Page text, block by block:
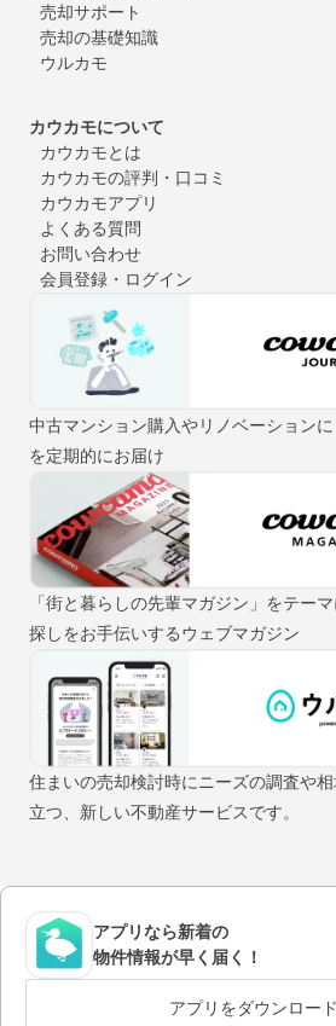
売却サポート
売却の基礎知識
ウルカモ
カウカモについて
カウカモとは
カウカモの評判・口コミ
カウカモアプリ
よくある質問
お問い合わせ
会員登録・ログイン
中古マンション購入やリノベーション
を定期的にお届け
「街と暮らしの先輩マガジン」をテー
探しをお手伝いするウェブマガジン
住まいの売却検討時にニーズの調査や
立つ、新しい不動産サービスです。
アプリなら新着の
物件情報が早く届く！
アプリをダウンロー